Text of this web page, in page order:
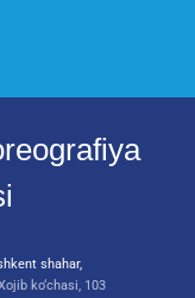
shahar,
ko‘chasi, 103